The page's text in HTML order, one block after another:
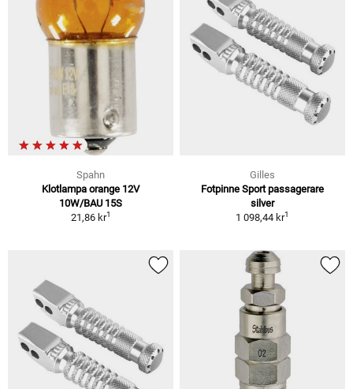
Spahn
Klotlampa orange 12V
10W/BAU 15S
21,86 kr1
Gilles
Fotpinne Sport passagerare
silver
1 098,44 kr1